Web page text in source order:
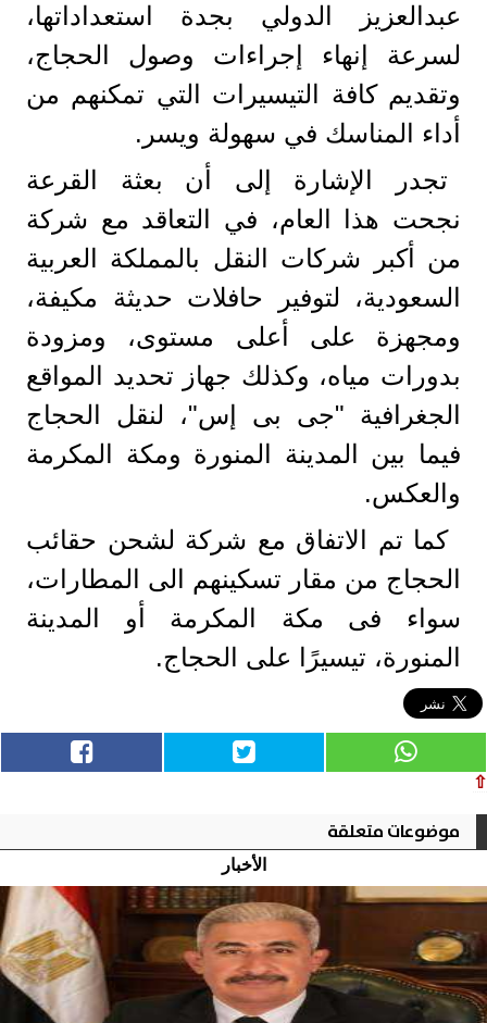
عبدالعزيز الدولي بجدة استعداداتها،
لسرعة إنهاء إجراءات وصول الحجاج،
وتقديم كافة التيسيرات التي تمكنهم من
أداء المناسك في سهولة ويسر.
تجدر الإشارة إلى أن بعثة القرعة
نجحت هذا العام، في التعاقد مع شركة
من أكبر شركات النقل بالمملكة العربية
السعودية، لتوفير حافلات حديثة مكيفة،
ومجهزة على أعلى مستوى، ومزودة
بدورات مياه، وكذلك جهاز تحديد المواقع
الجغرافية "جى بى إس"، لنقل الحجاج
فيما بين المدينة المنورة ومكة المكرمة
والعكس.
كما تم الاتفاق مع شركة لشحن حقائب
الحجاج من مقار تسكينهم الى المطارات،
سواء فى مكة المكرمة أو المدينة
المنورة، تيسيرًا على الحجاج.
⇧
موضوعات متعلقة
الأخبار